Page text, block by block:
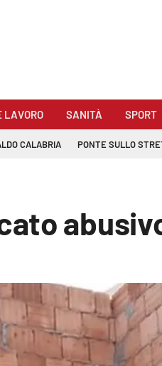
LAVORO SANITÀ SPORT
CALABRIA PONTE SULLO